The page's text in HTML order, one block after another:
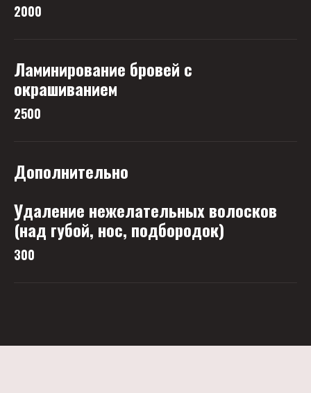
2000
Ламинирование бровей с
окрашиванием
2500
Дополнительно
Удаление нежелательных волосков
(над губой, нос, подбородок)
300